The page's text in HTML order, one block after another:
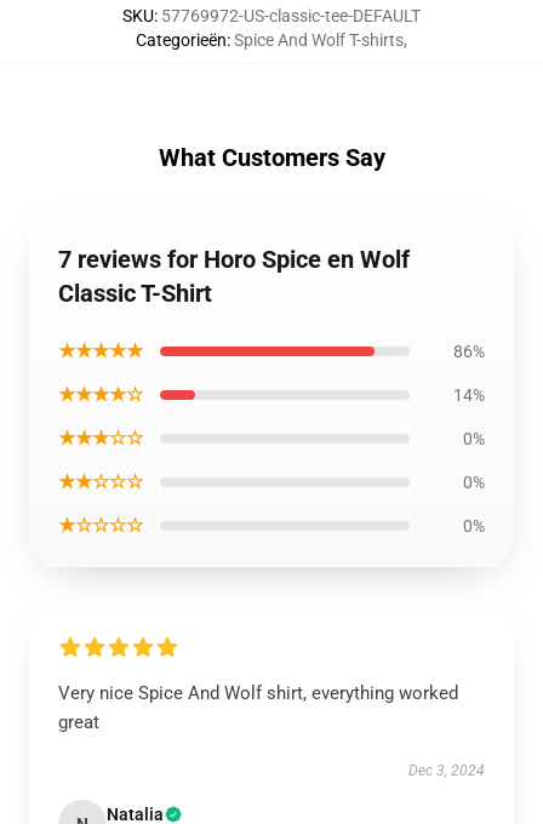
SKU: 57769972-US-classic-tee-DEFAULT
Categorieën:Spice And Wolf T-shirts,
What Customers Say
7 reviews for Horo Spice en Wolf
Classic T-Shirt
★★★★★ 86%
★★★★☆ 14%
★★★☆☆ 0%
★★☆☆☆ 0%
★☆☆☆☆ 0%
Very nice Spice And Wolf shirt, everything worked
great
Dec 3, 2024
Natalia